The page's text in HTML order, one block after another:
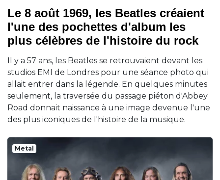
Le 8 août 1969, les Beatles créaient
l'une des pochettes d'album les
plus célèbres de l'histoire du rock
Il y a 57 ans, les Beatles se retrouvaient devant les
studios EMI de Londres pour une séance photo qui
allait entrer dans la légende. En quelques minutes
seulement, la traversée du passage piéton d'Abbey
Road donnait naissance à une image devenue l'une
des plus iconiques de l'histoire de la musique.
Metal